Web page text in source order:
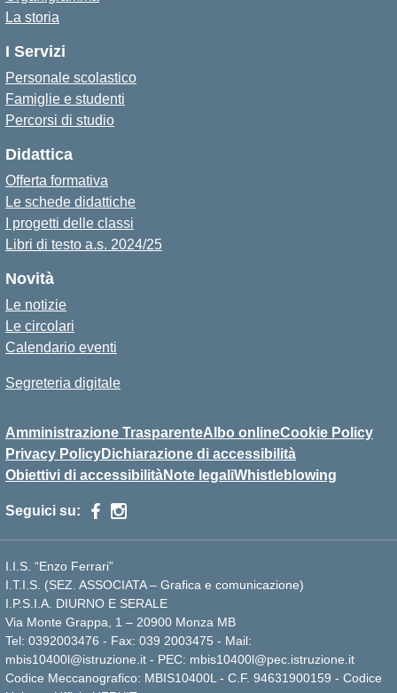
La storia
I Servizi
Personale scolastico
Famiglie e studenti
Percorsi di studio
Didattica
Offerta formativa
Le schede didattiche
I progetti delle classi
Libri di testo a.s. 2024/25
Novità
Le notizie
Le circolari
Calendario eventi
Segreteria digitale
Amministrazione TrasparenteAlbo onlineCookie Policy
Privacy PolicyDichiarazione di accessibilità
Obiettivi di accessibilitàNote legaliWhistleblowing
Seguici su:
I.I.S. “Enzo Ferrari”
I.T.I.S. (SEZ. ASSOCIATA – Grafica e comunicazione)
I.P.S.I.A. DIURNO E SERALE
Via Monte Grappa, 1 – 20900 Monza MB
Tel: 0392003476 - Fax: 039 2003475 - Mail:
mbis10400l@istruzione.it - PEC: mbis10400l@pec.istruzione.it
Codice Meccanografico: MBIS10400L - C.F. 94631900159 - Codice